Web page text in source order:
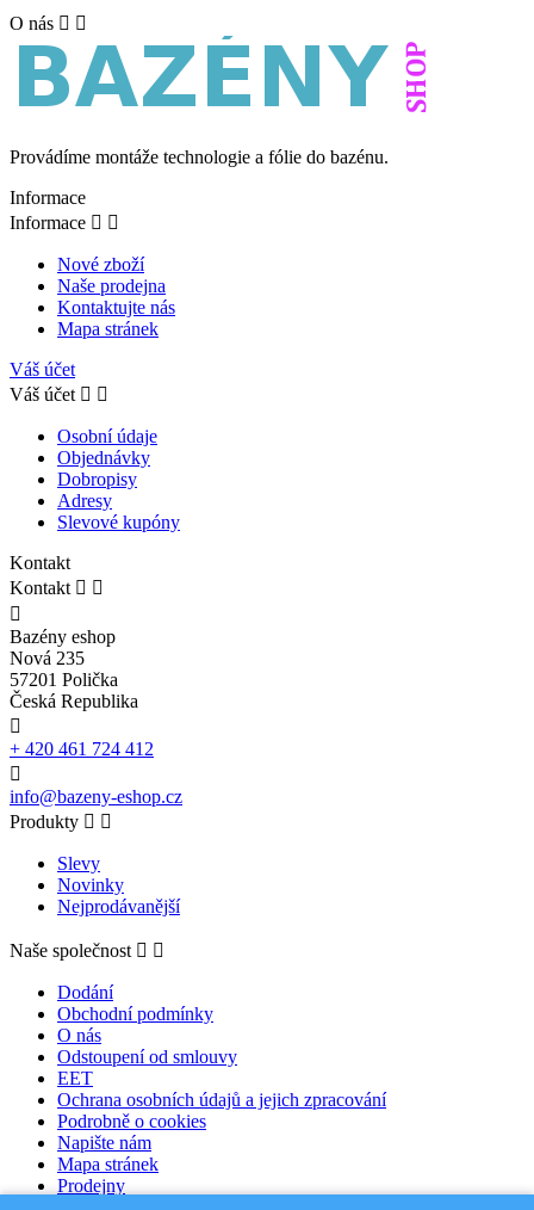
O nás  
Provádíme montáže technologie a fólie do bazénu.
Informace
Informace  
Nové zboží
Naše prodejna
Kontaktujte nás
Mapa stránek
Váš účet
Váš účet  
Osobní údaje
Objednávky
Dobropisy
Adresy
Slevové kupóny
Kontakt
Kontakt  

Bazény eshop
Nová 235
57201 Polička
Česká Republika

+ 420 461 724 412

info@bazeny-eshop.cz
Produkty  
Slevy
Novinky
Nejprodávanější
Naše společnost  
Dodání
Obchodní podmínky
O nás
Odstoupení od smlouvy
EET
Ochrana osobních údajů a jejich zpracování
Podrobně o cookies
Napište nám
Mapa stránek
Prodejny